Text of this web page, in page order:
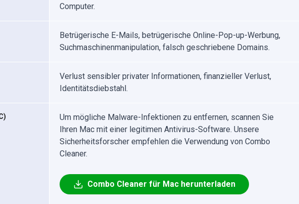
Computer.
Betrügerische E-Mails, betrügerische Online-Pop-up-Werbung,
Suchmaschinenmanipulation, falsch geschriebene Domains.
Verlust sensibler privater Informationen, finanzieller Verlust,
Identitätsdiebstahl.
Um mögliche Malware-Infektionen zu entfernen, scannen Sie
Ihren Mac mit einer legitimen Antivirus-Software. Unsere
Sicherheitsforscher empfehlen die Verwendung von Combo
Cleaner.
Combo Cleaner für Mac herunterladen